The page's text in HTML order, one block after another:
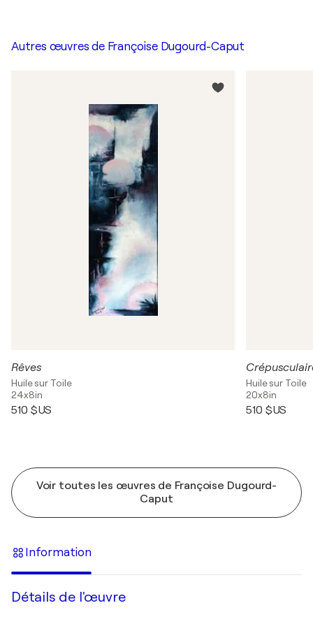
Autres œuvres de Françoise Dugourd-Caput
Rêves
Huile sur Toile
24x8in
510 $US
Huile sur Toile
20x8in
510 $US
Voir toutes les œuvres de Françoise Dugourd-
Caput
Information
Détails de l'œuvre